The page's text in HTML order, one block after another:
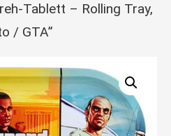
Tablett – Rolling Tray,
/ GTA”